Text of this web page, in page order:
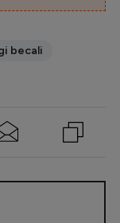
becali